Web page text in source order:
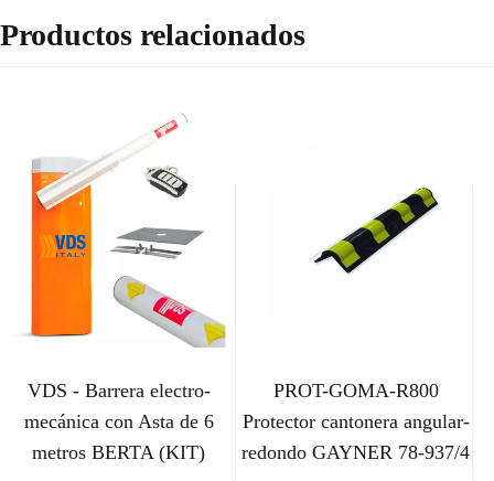
Productos relacionados
VDS - Barrera electro-
mecánica con Asta de 6
metros BERTA (KIT)
PROT-GOMA-R800
Protector cantonera angular-
redondo GAYNER 78-937/4